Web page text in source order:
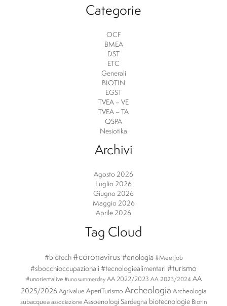
Categorie
OCF
BMEA
DST
ETC
Generali
BIOTIN
EGST
TVEA – VE
TVEA – TA
QSPA
Nesiotika
Archivi
Agosto 2026
Luglio 2026
Giugno 2026
Maggio 2026
Aprile 2026
Tag Cloud
#biotech #coronavirus #enologia #MeetJob
#sbocchioccupazionali #tecnologiealimentari #turismo
#unorientalive #unosummerday AA 2022/2023 AA 2023/2024 AA
2025/2026Agrivalue AperiTurismo Archeologia Archeologia
subacquea associazione Assoenologi Sardegna biotecnologie Biotin